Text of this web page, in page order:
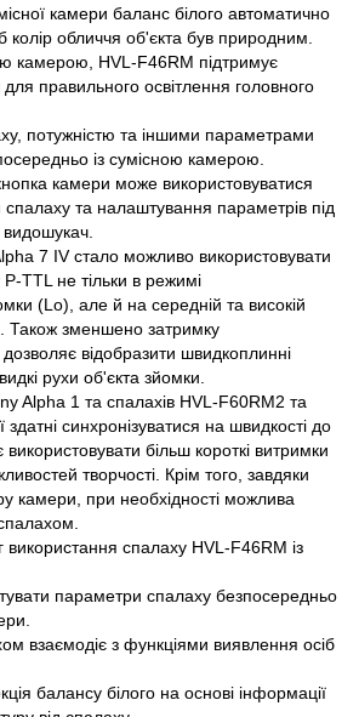
камери баланс білого автоматично
обличчя об'єкта був природним.
камерою, HVL-F46RM підтримує
правильного освітлення головного
потужністю та іншими параметрами
із сумісною камерою.
камери може використовуватися
та налаштування параметрів під
7 IV стало можливо використовувати
TTL не тільки в режимі
(Lo), але й на середній та високій
Також зменшено затримку
відобразити швидкоплинні
рухи об'єкта зйомки.
Alpha 1 та спалахів HVL-F60RM2 та
синхронізуватися на швидкості до
більш короткі витримки
творчості. Крім того, завдяки
камери, при необхідності можлива
спалаху HVL-F46RM із
параметри спалаху безпосередньо
взаємодіє з функціями виявлення осіб
балансу білого на основі інформації